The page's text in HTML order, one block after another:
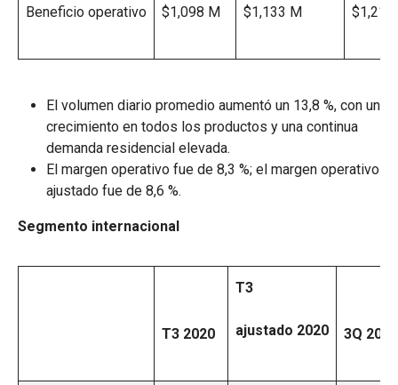
Beneficio operativo $1,098 M $1,133 M $1,216
El volumen diario promedio aumentó un 13,8 %, con un
crecimiento en todos los productos y una continua
demanda residencial elevada.
El margen operativo fue de 8,3 %; el margen operativo
ajustado fue de 8,6 %.
Segmento internacional
T3 2020
T3
ajustado 2020 3Q 2019